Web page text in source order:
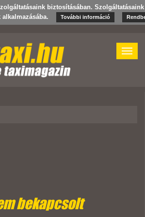
biztosításában.
alkalmazásába.
További információ
Toggle
bekapcsolt